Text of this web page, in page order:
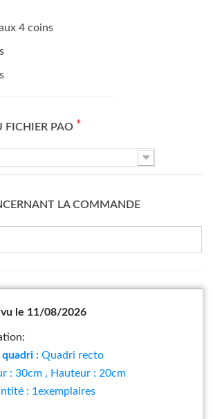
4 coins
FICHIER PAO *
LA COMMANDE
le 11/08/2026
quadri : Quadri recto
: 30cm , Hauteur : 20cm
: 1exemplaires